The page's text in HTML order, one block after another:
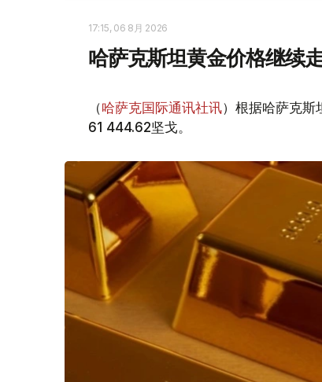
17:15, 06 8月 2026
哈萨克斯坦黄金价格继续
（哈萨克国际通讯社讯）根据哈萨克
61 444.62坚戈。